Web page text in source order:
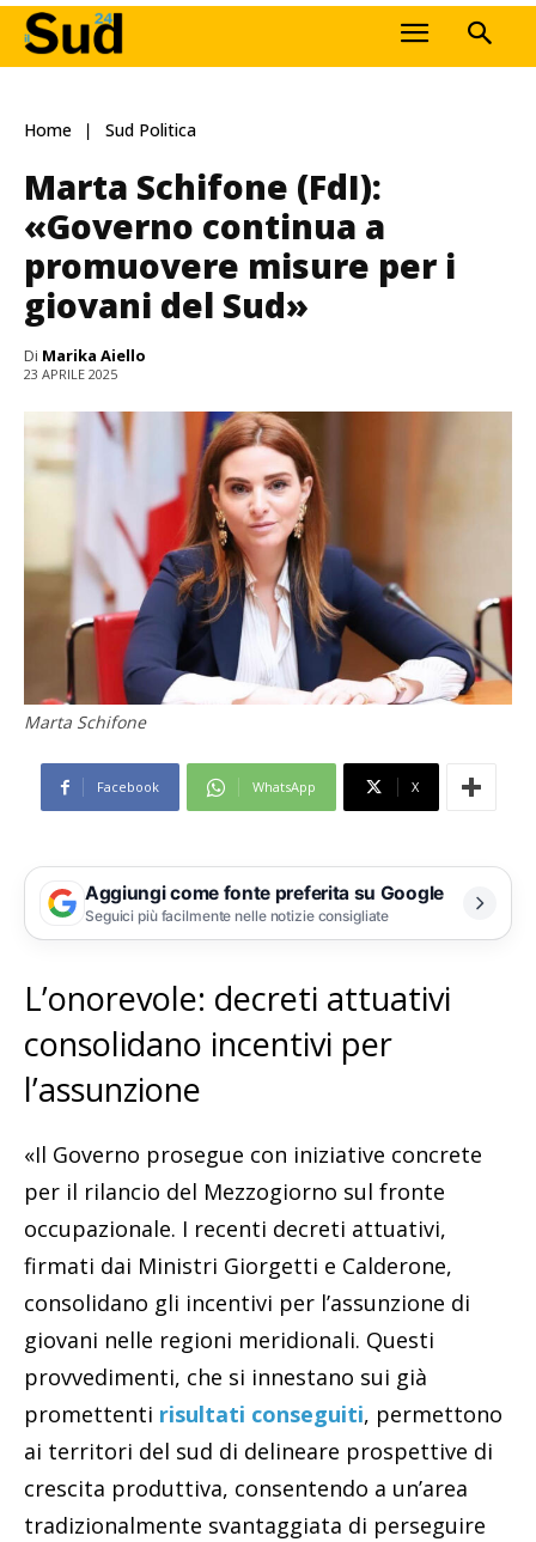
Home Sud Politica
Marta Schifone (FdI):
«Governo continua a
promuovere misure per i
giovani del Sud»
Di Marika Aiello
23 APRILE 2025
Marta Schifone
Facebook WhatsApp X
Aggiungi come fonte preferita su Google
Seguici più facilmente nelle notizie consigliate
L’onorevole: decreti attuativi
consolidano incentivi per
l’assunzione
«Il Governo prosegue con iniziative concrete
per il rilancio del Mezzogiorno sul fronte
occupazionale. I recenti decreti attuativi,
firmati dai Ministri Giorgetti e Calderone,
consolidano gli incentivi per l’assunzione di
giovani nelle regioni meridionali. Questi
provvedimenti, che si innestano sui già
promettenti risultati conseguiti, permettono
ai territori del sud di delineare prospettive di
crescita produttiva, consentendo a un’area
tradizionalmente svantaggiata di perseguire